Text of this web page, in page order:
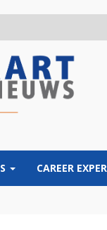
CAREER